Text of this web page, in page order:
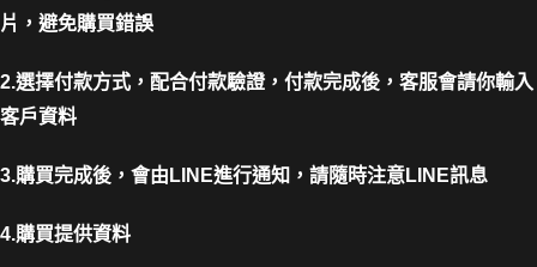
片，避免購買錯誤
2.選擇付款方式，配合付款驗證，付款完成後，客服會請你輸入
客戶資料
3.購買完成後，會由LINE進行通知，請隨時注意LINE訊息
4.購買提供資料